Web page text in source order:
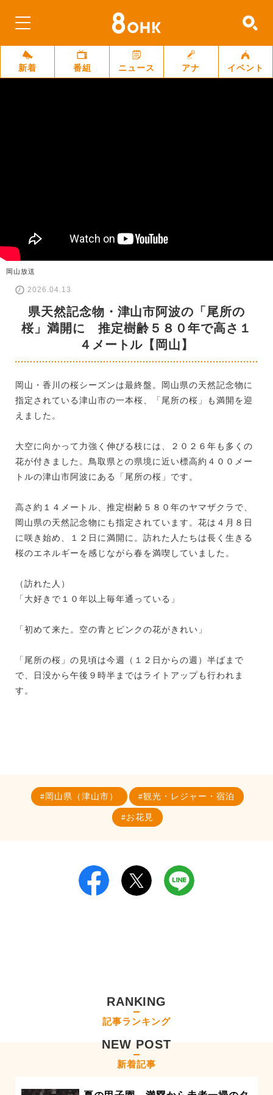
新着 番組 ニュース アナ イベント
岡山放送
2026.04.13
県天然記念物・津山市阿波の「尾所の
桜」満開に 推定樹齢５８０年で高さ１
４メートル【岡山】
岡山・香川の桜シーズンは最終盤。岡山県の天然記念物に
指定されている津山市の一本桜、「尾所の桜」も満開を迎
えました。
大空に向かって力強く伸びる枝には、２０２６年も多くの
花が付きました。鳥取県との県境に近い標高約４００メー
トルの津山市阿波にある「尾所の桜」です。
高さ約１４メートル、推定樹齢５８０年のヤマザクラで、
岡山県の天然記念物にも指定されています。花は４月８日
に咲き始め、１２日に満開に。訪れた人たちは長く生きる
桜のエネルギーを感じながら春を満喫していました。
（訪れた人）
「大好きで１０年以上毎年通っている」
「初めて来た。空の青とピンクの花がきれい」
「尾所の桜」の見頃は今週（１２日からの週）半ばまで
で、日没から午後９時半まではライトアップも行われま
す。
岡山県（津山市） 観光・レジャー・宿泊
お花見
RANKING
記事ランキング
NEW POST
新着記事